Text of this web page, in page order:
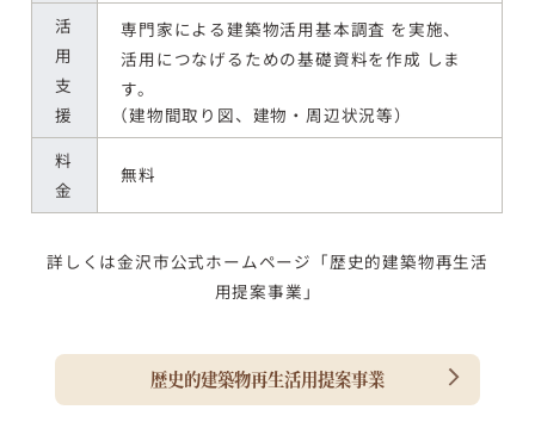
活
用
支
援
専門家による建築物活用基本調査 を実施、
活用につなげるための基礎資料を作成 しま
す。
（建物間取り図、建物・周辺状況等）
料
金
無料
詳しくは金沢市公式ホームページ「歴史的建築物再生活
用提案事業」
歴史的建築物再生活用提案事業